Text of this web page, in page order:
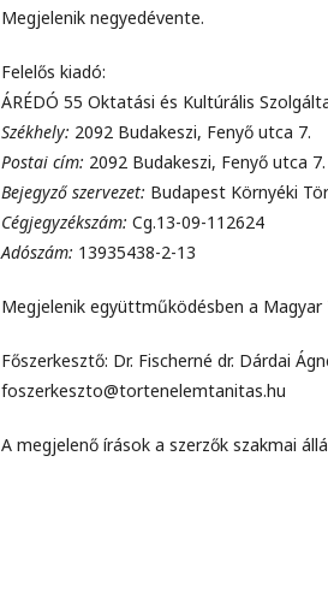
Megjelenik negyedévente.
Felelős kiadó:
ÁRÉDÓ 55 Oktatási és Kultúrális
Székhely: 2092 Budakeszi, Fenyő utca 7.
Postai cím: 2092 Budakeszi, Fenyő utca 7.
Bejegyző szervezet: Budapest Környéki
Cégjegyzékszám: Cg.13-09-112624
Adószám: 13935438-2-13
Megjelenik együttműködésben a
Főszerkesztő: Dr. Fischerné dr. Dárdai
foszerkeszto@tortenelemtanitas.hu
A megjelenő írások a szerzők szakmai